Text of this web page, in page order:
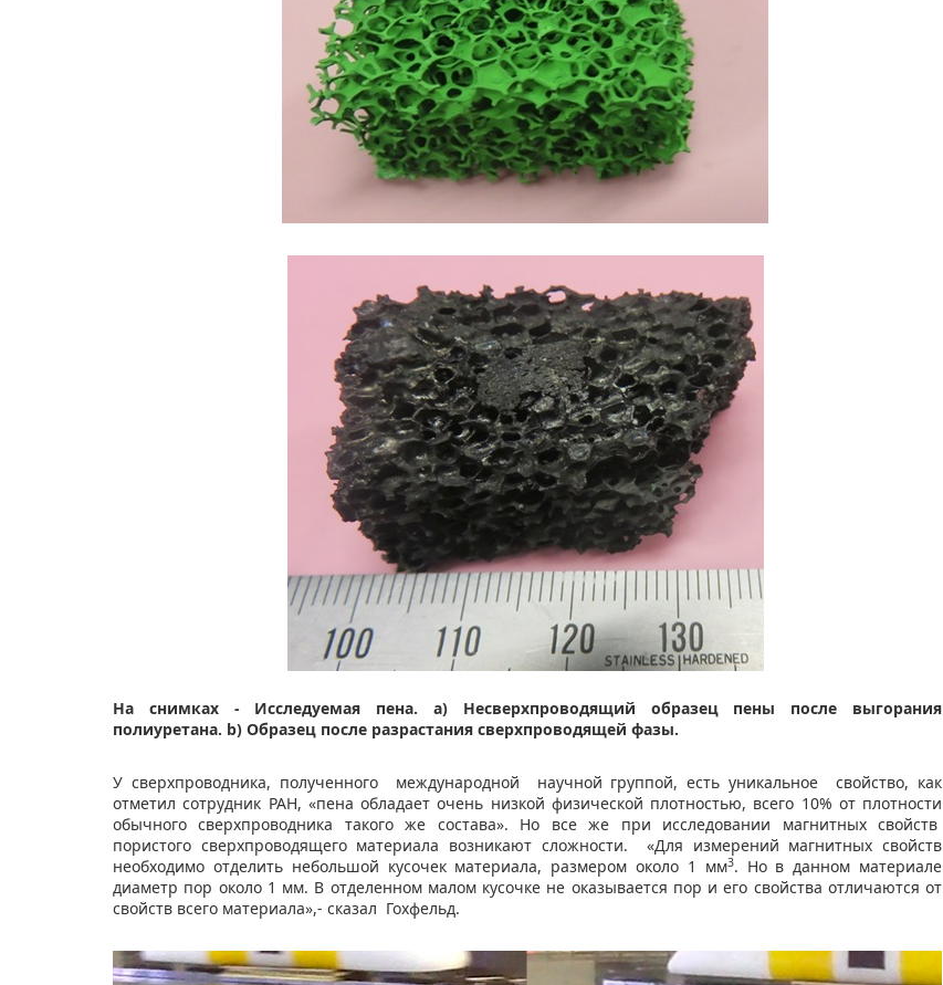
На снимках - Исследуемая пена. a) Несверхпроводящий образец пены после выгорания
полиуретана. b) Образец после разрастания сверхпроводящей фазы.
У сверхпроводника, полученного международной научной группой, есть уникальное свойство, как
отметил сотрудник РАН, «пена обладает очень низкой физической плотностью, всего 10% от плотности
обычного сверхпроводника такого же состава». Но все же при исследовании магнитных свойств
пористого сверхпроводящего материала возникают сложности. «Для измерений магнитных свойств
необходимо отделить небольшой кусочек материала, размером около 1 мм3. Но в данном материале
диаметр пор около 1 мм. В отделенном малом кусочке не оказывается пор и его свойства отличаются от
свойств всего материала»,- сказал Гохфельд.